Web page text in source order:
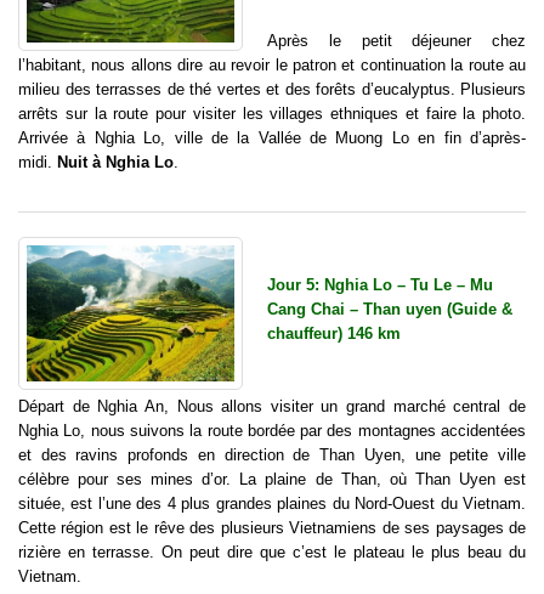
Après le petit déjeuner chez
l’habitant, nous allons dire au revoir le patron et continuation la route au
milieu des terrasses de thé vertes et des forêts d’eucalyptus. Plusieurs
arrêts sur la route pour visiter les villages ethniques et faire la photo.
Arrivée à Nghia Lo, ville de la Vallée de Muong Lo en fin d’après-
midi. Nuit à Nghia Lo
Jour 5: Nghia Lo – Tu Le – Mu
Cang Chai – Than uyen (Guide &
chauffeur) 146 km
Départ de Nghia An, Nous allons visiter un grand marché central de
Nghia Lo, nous suivons la route bordée par des montagnes accidentées
et des ravins profonds en direction de Than Uyen, une petite ville
célèbre pour ses mines d’or. La plaine de Than, où Than Uyen est
située, est l’une des 4 plus grandes plaines du Nord-Ouest du Vietnam.
Cette région est le rêve des plusieurs Vietnamiens de ses paysages de
rizière en terrasse. On peut dire que c’est le plateau le plus beau du
Vietnam.